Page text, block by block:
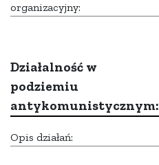
organizacyjny:
Działalność w
podziemiu
antykomunistycznym:
Opis działań: